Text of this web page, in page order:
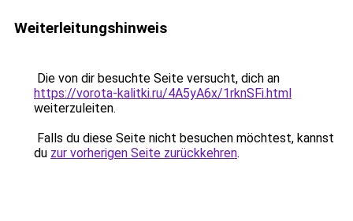
Weiterleitungshinweis
Die von dir besuchte Seite versucht, dich an
https://vorota-kalitki.ru/4A5yA6x/1rknSFi.html
weiterzuleiten.
Falls du diese Seite nicht besuchen möchtest, kannst
du zur vorherigen Seite zurückkehren.